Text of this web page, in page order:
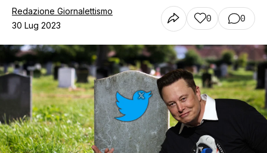
Contatti
Redazione Giornalettismo
30 Lug 2023
0 0